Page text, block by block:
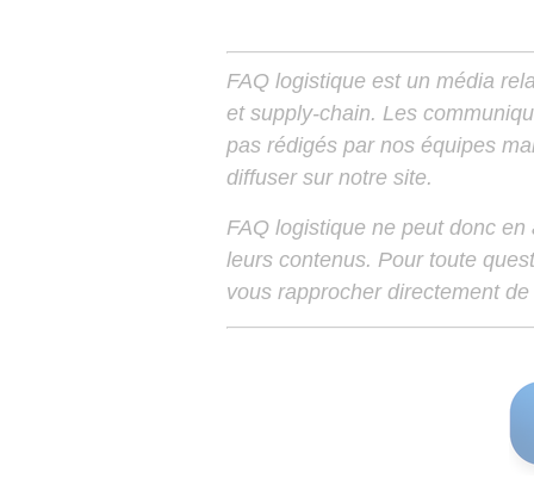
FAQ logistique est un média
et supply-chain. Les
pas rédigés par nos équipes
diffuser sur notre site.
FAQ logistique ne peut donc
leurs contenus. Pour toute
vous rapprocher directement